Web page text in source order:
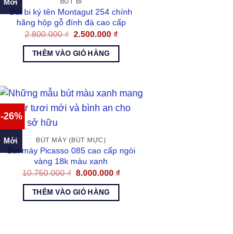
Mới
Bút bi ký tên Montagut 254 chính
hãng hộp gỗ đính đá cao cấp
2.800.000₫ Giá
là:
2.800.000 ₫.
2.500.000₫Giá
THÊM VÀO GIỎ HÀNG
-26%
Mới BÚT MÁY (BÚT MỰC)
Bút máy Picasso 085 cao cấp ngòi
vàng 18k màu xanh
10.750.000₫ Giá
là:
10.750.000 ₫.
8.000.000₫Giá
THÊM VÀO GIỎ HÀNG